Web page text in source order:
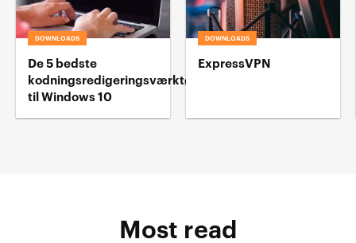
DOWNLOADS
De 5 bedste
kodningsredigeringsværktøj
til Windows 10
DOWNLOADS
ExpressVPN
Most read